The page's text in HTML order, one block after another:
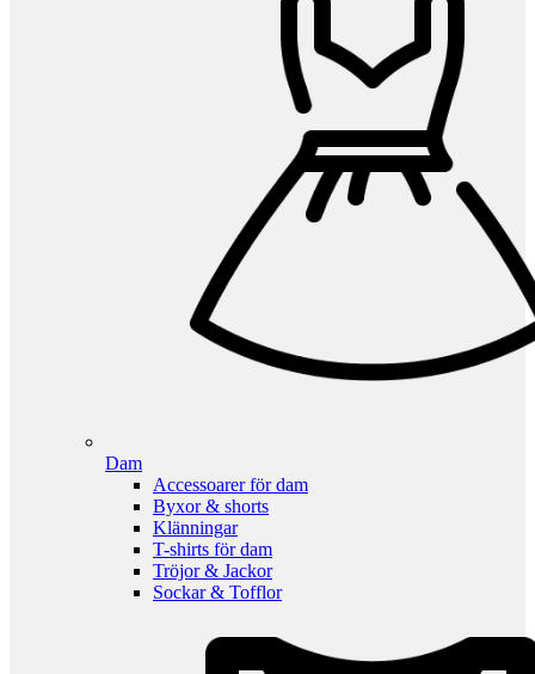
Dam
Accessoarer för dam
Byxor & shorts
Klänningar
T-shirts för dam
Tröjor & Jackor
Sockar & Tofflor